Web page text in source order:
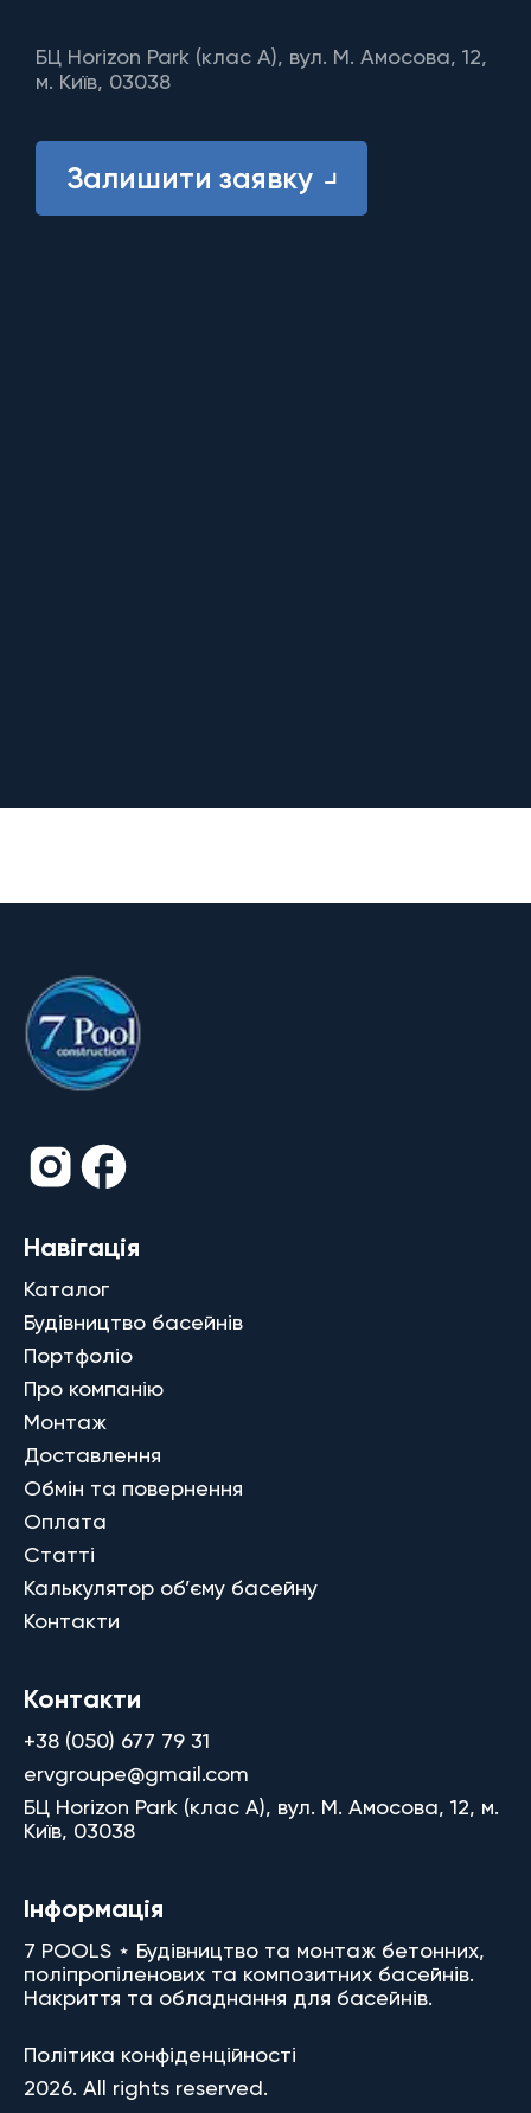
БЦ Horizon Park (клас A), вул. М. Амосова, 12,
м. Київ, 03038
Залишити заявку
Навігація
Каталог
Будівництво басейнів
Портфоліо
Про компанію
Монтаж
Доставлення
Обмін та повернення
Оплата
Статті
Калькулятор об’єму басейну
Контакти
Контакти
+38 (050) 677 79 31
ervgroupe@gmail.com
БЦ Horizon Park (клас A), вул. М. Амосова, 12, м.
Київ, 03038
Інформація
7 POOLS ⋆ Будівництво та монтаж бетонних,
поліпропіленових та композитних басейнів.
Накриття та обладнання для басейнів.
Політика конфіденційності
2026. All rights reserved.